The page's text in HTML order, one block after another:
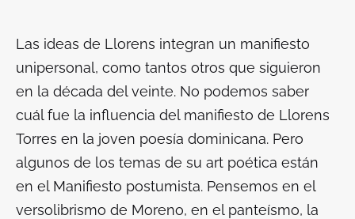
Las ideas de Llorens integran un manifiesto
unipersonal, como tantos otros que siguieron
en la década del veinte. No podemos saber
cuál fue la influencia del manifiesto de Llorens
Torres en la joven poesía dominicana. Pero
algunos de los temas de su art poética están
en el Manifiesto postumista. Pensemos en el
versolibrismo de Moreno, en el panteísmo, la